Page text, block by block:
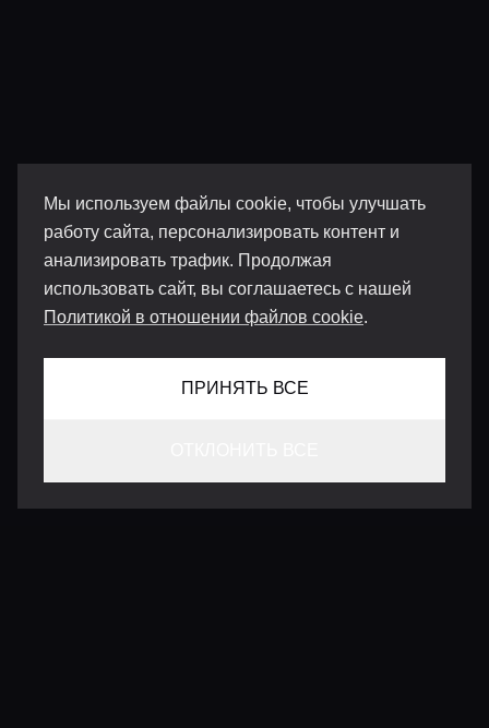
Мы используем файлы cookie, чтобы улучшать
работу сайта, персонализировать контент и
анализировать трафик. Продолжая
использовать сайт, вы соглашаетесь с нашей
Политикой в отношении файлов cookie.
ПРИНЯТЬ ВСЕ